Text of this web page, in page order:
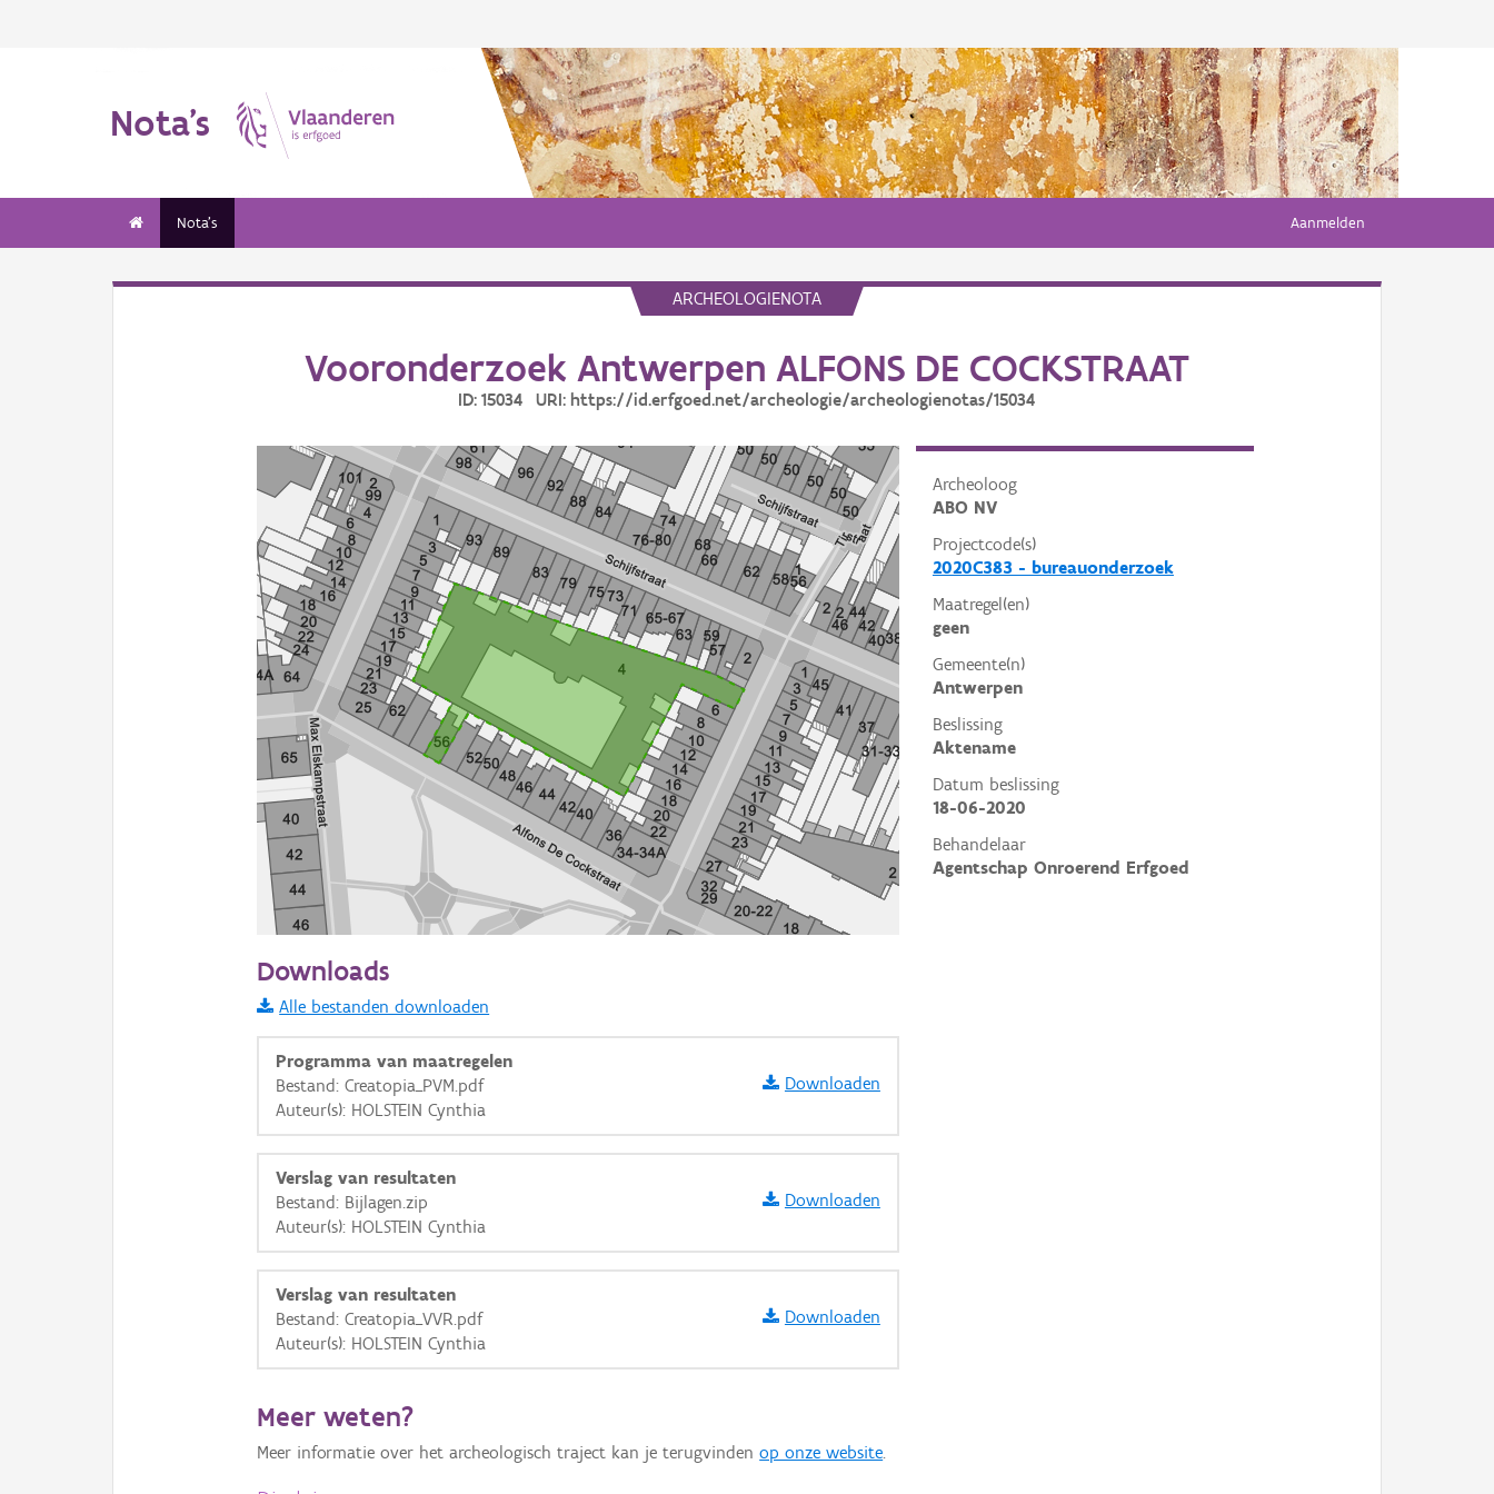
Nota's
Nota's Aanmelden
ARCHEOLOGIENOTA
Vooronderzoek Antwerpen ALFONS DE COCKSTRAAT
ID: 15034 URI: https://id.erfgoed.net/archeologie/archeologienotas/15034
Archeoloog
ABO NV
Projectcode(s)
2020C383 - bureauonderzoek
Maatregel(en)
geen
Gemeente(n)
Antwerpen
Beslissing
Aktename
Datum beslissing
18-06-2020
Behandelaar
Agentschap Onroerend Erfgoed
Informatie Vlaanderen
i
+ −
OSM-Basiskaart
Ortho
Downloads
Alle bestanden downloaden
Programma van maatregelen
Bestand: Creatopia_PVM.pdf
Auteur(s): HOLSTEIN Cynthia
Downloaden
Verslag van resultaten
Bestand: Bijlagen.zip
Auteur(s): HOLSTEIN Cynthia
Downloaden
Verslag van resultaten
Bestand: Creatopia_VVR.pdf
Auteur(s): HOLSTEIN Cynthia
Downloaden
Meer weten?
Meer informatie over het archeologisch traject kan je terugvindenop onze website.